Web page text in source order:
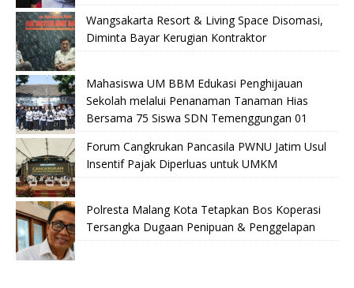
Wangsakarta Resort & Living Space Disomasi,
Diminta Bayar Kerugian Kontraktor
Mahasiswa UM BBM Edukasi Penghijauan
Sekolah melalui Penanaman Tanaman Hias
Bersama 75 Siswa SDN Temenggungan 01
Forum Cangkrukan Pancasila PWNU Jatim Usul
Insentif Pajak Diperluas untuk UMKM
Polresta Malang Kota Tetapkan Bos Koperasi
Tersangka Dugaan Penipuan & Penggelapan